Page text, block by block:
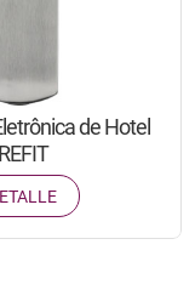
de Hotel
REFIT